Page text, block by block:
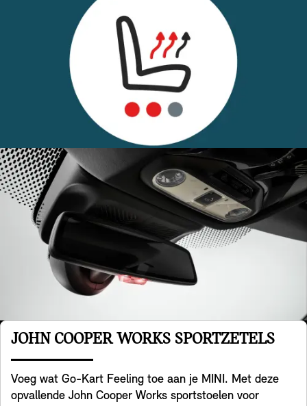
JOHN COOPER WORKS SPORTZETELS
Voeg wat Go-Kart Feeling toe aan je MINI. Met deze
opvallende John Cooper Works sportstoelen voor